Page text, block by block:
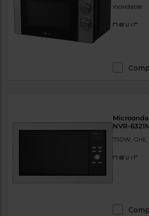
inoxidable
NVR-
750W, Grill,